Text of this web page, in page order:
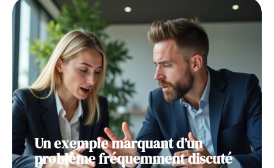
Un exemple marquant d’un
problème fréquemment discuté